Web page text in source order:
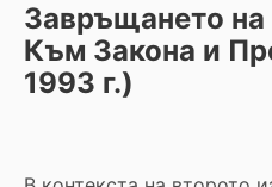
Завръщането
Към Закона и
1993 г.)